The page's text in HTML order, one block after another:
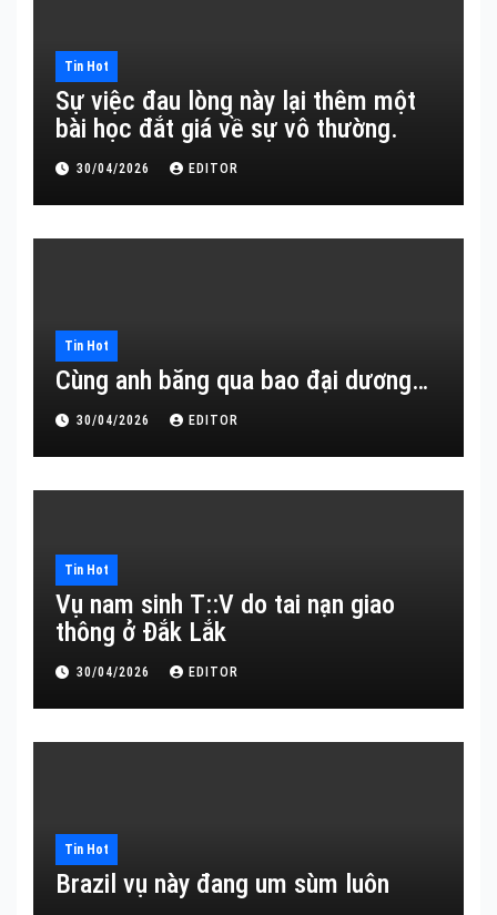
Tin Hot
Sự việc đau lòng này lại thêm một
bài học đắt giá về sự vô thường.
30/04/2026 EDITOR
Tin Hot
Cùng anh băng qua bao đại dương…
30/04/2026 EDITOR
Tin Hot
Vụ nam sinh T::V do tai nạn giao
thông ở Đắk Lắk
30/04/2026 EDITOR
Tin Hot
Brazil vụ này đang um sùm luôn